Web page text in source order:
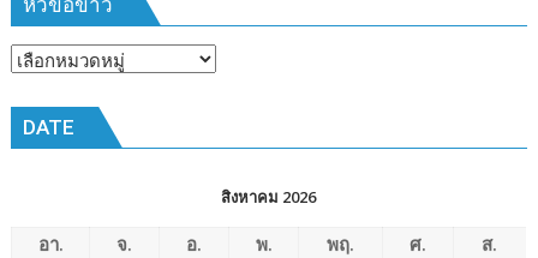
หัวข้อ
DATE
สิงหาคม 2026
อา. จ. อ. พ. พฤ. ศ.
ส.